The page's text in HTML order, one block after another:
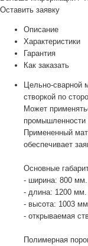
Оставить заявку
Описание
Характеристики
Гарантия
Как заказать
Цельно-сварной
створкой по
Может
промышленности
Примененный
обеспечивает
Основные
- ширина: 800 мм.
- длина: 1200 мм.
- высота: 1003 мм.
- открываемая
Полимерная